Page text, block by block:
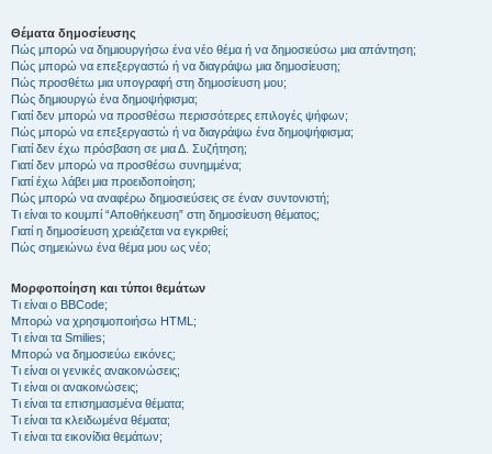
Θέματα δημοσίευσης
Πώς μπορώ να δημιουργήσω ένα νέο θέμα ή να δημοσιεύσω μια απάντηση;
Πώς μπορώ να επεξεργαστώ ή να διαγράψω μια δημοσίευση;
Πώς προσθέτω μια υπογραφή στη δημοσίευση μου;
Πώς δημιουργώ ένα δημοψήφισμα;
Γιατί δεν μπορώ να προσθέσω περισσότερες επιλογές ψήφων;
Πώς μπορώ να επεξεργαστώ ή να διαγράψω ένα δημοψήφισμα;
Γιατί δεν έχω πρόσβαση σε μια Δ. Συζήτηση;
Γιατί δεν μπορώ να προσθέσω συνημμένα;
Γιατί έχω λάβει μια προειδοποίηση;
Πώς μπορώ να αναφέρω δημοσιεύσεις σε έναν συντονιστή;
Τι είναι το κουμπί “Αποθήκευση” στη δημοσίευση θέματος;
Γιατί η δημοσίευση χρειάζεται να εγκριθεί;
Πώς σημειώνω ένα θέμα μου ως νέο;
Μορφοποίηση και τύποι θεμάτων
Τι είναι ο BBCode;
Μπορώ να χρησιμοποιήσω HTML;
Τι είναι τα Smilies;
Μπορώ να δημοσιεύω εικόνες;
Τι είναι οι γενικές ανακοινώσεις;
Τι είναι οι ανακοινώσεις;
Τι είναι τα επισημασμένα θέματα;
Τι είναι τα κλειδωμένα θέματα;
Τι είναι τα εικονίδια θεμάτων;